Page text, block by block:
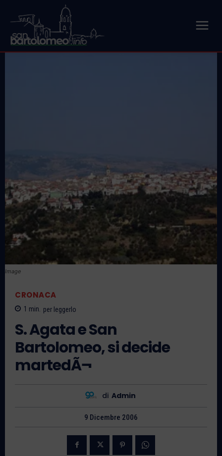
Image
CRONACA
1 min. per leggerlo
S. Agata e San
Bartolomeo, si decide
martedÃ¬
di Admin
9 Dicembre 2006